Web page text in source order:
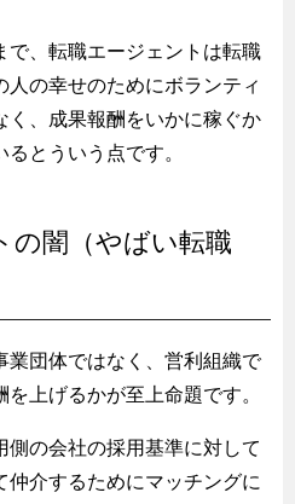
で、転職エージェントは転職
人の幸せのためにボランティ
く、成果報酬をいかに稼ぐか
とういう点です。
の闇（やばい転職
業団体ではなく、営利組織で
上げるかが至上命題です。
の会社の採用基準に対して
仲介するためにマッチングに